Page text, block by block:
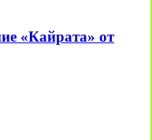
«Кайрата» от